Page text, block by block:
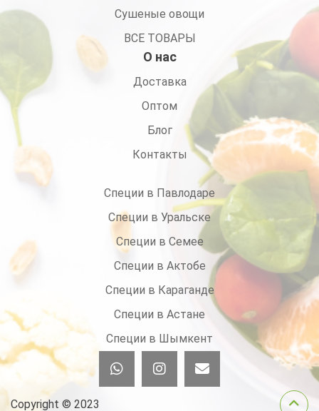
Сушеные овощи
ВСЕ ТОВАРЫ
О нас
Доставка
Оптом
Блог
Контакты
Специи в Павлодаре
Специи в Уральске
Специи в Семее
Специи в Актобе
Специи в Караганде
Специи в Астане
Специи в Шымкент
Copyright © 2023